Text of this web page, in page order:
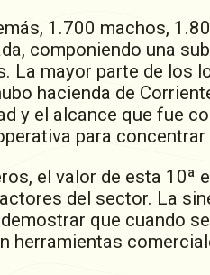
1.700 machos,
componiendo una
La mayor parte de los
hacienda de
y el alcance que fue
para
el valor de esta
del sector. La
que cuando
herramientas